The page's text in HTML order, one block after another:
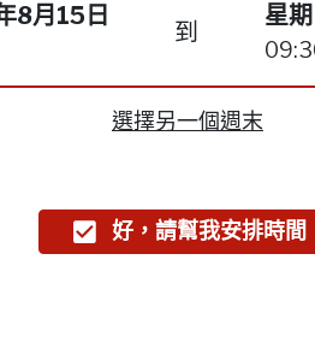
8月15日
到
星
選擇另一個週末
好，請幫我安排時間